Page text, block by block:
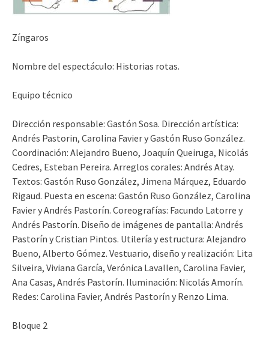
Zíngaros
Nombre del espectáculo: Historias rotas.
Equipo técnico
Dirección responsable: Gastón Sosa. Dirección artística:
Andrés Pastorin, Carolina Favier y Gastón Ruso González.
Coordinación: Alejandro Bueno, Joaquín Queiruga, Nicolás
Cedres, Esteban Pereira. Arreglos corales: Andrés Atay.
Textos: Gastón Ruso González, Jimena Márquez, Eduardo
Rigaud. Puesta en escena: Gastón Ruso González, Carolina
Favier y Andrés Pastorín. Coreografías: Facundo Latorre y
Andrés Pastorín. Diseño de imágenes de pantalla: Andrés
Pastorín y Cristian Pintos. Utilería y estructura: Alejandro
Bueno, Alberto Gómez. Vestuario, diseño y realización: Lita
Silveira, Viviana García, Verónica Lavallen, Carolina Favier,
Ana Casas, Andrés Pastorín. Iluminación: Nicolás Amorín.
Redes: Carolina Favier, Andrés Pastorín y Renzo Lima.
Bloque 2